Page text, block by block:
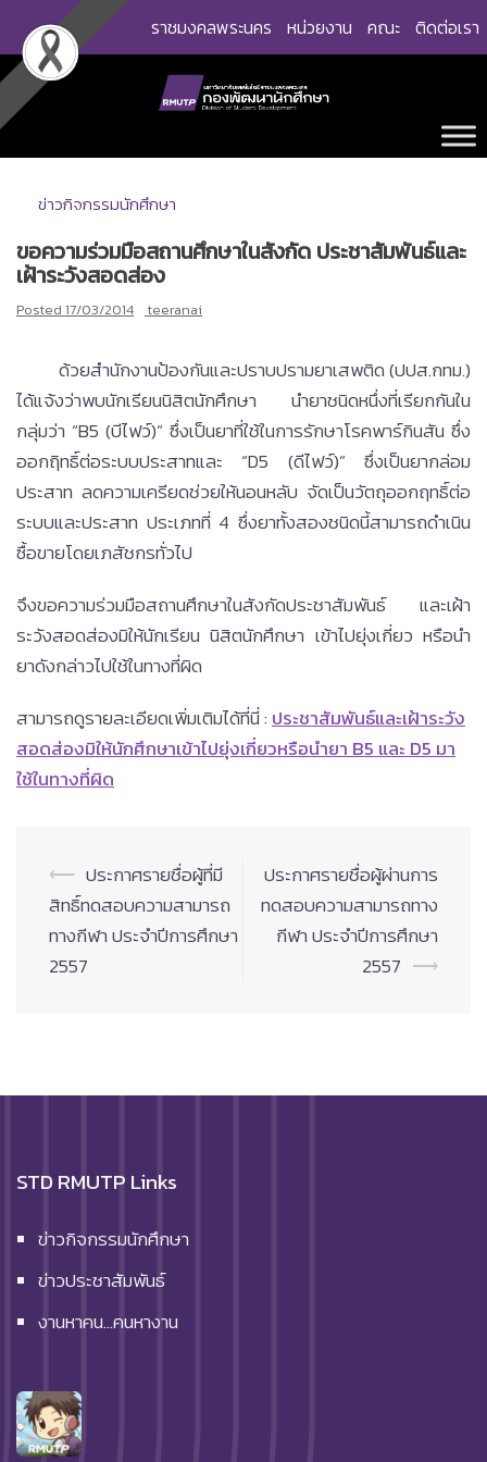
content
ราชมงคลพระนคร หน่วยงาน คณะ ติดต่อเรา
ข่าวกิจกรรมนักศึกษา
ขอความร่วมมือสถานศึกษาในสังกัด ประชาสัมพันธ์และ
เฝ้าระวังสอดส่อง
Posted 17/03/2014 teeranai
ด้วยสำนักงานป้องกันและปราบปรามยาเสพติด (ปปส.กทม.)
ได้แจ้งว่าพบนักเรียนนิสิตนักศึกษา นำยาชนิดหนึ่งที่เรียกกันใน
กลุ่มว่า “B5 (บีไฟว์)” ซึ่งเป็นยาที่ใช้ในการรักษาโรคพาร์กินสัน ซึ่ง
ออกฤิทธิ์ต่อระบบประสาทและ “D5 (ดีไฟว์)” ซึ่งเป็นยากล่อม
ประสาท ลดความเครียดช่วยให้นอนหลับ จัดเป็นวัตถุออกฤทธิ์ต่อ
ระบบและประสาท ประเภทที่ 4 ซึ่งยาทั้งสองชนิดนี้สามารถดำเนิน
ซื้อขายโดยเภสัชกรทั่วไป
จึงขอความร่วมมือสถานศึกษาในสังกัดประชาสัมพันธ์ และเฝ้า
ระวังสอดส่องมิให้นักเรียน นิสิตนักศึกษา เข้าไปยุ่งเกี่ยว หรือนำ
ยาดังกล่าวไปใช้ในทางที่ผิด
สามารถดูรายละเอียดเพิ่มเติมได้ที่นี่ : ประชาสัมพันธ์และเฝ้าระวัง
สอดส่องมิให้นักศึกษาเข้าไปยุ่งเกี่ยวหรือนำยา B5 และ D5 มา
ใช้ในทางที่ผิด
Post
navigation
⟵ ประกาศรายชื่อผู้ที่มี
สิทธิ์ทดสอบความสามารถ
ทางกีฬา ประจำปีการศึกษา
2557
ประกาศรายชื่อผู้ผ่านการ
ทดสอบความสามารถทาง
กีฬา ประจำปีการศึกษา
2557 ⟶
STD RMUTP Links
ข่าวกิจกรรมนักศึกษา
ข่าวประชาสัมพันธ์
งานหาคน…คนหางาน